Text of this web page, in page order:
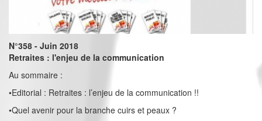
N°358 - Juin 2018
Retraites : l'enjeu de la communication
Au sommaire :
•Editorial : Retraites : l’enjeu de la communication !!
•Quel avenir pour la branche cuirs et peaux ?